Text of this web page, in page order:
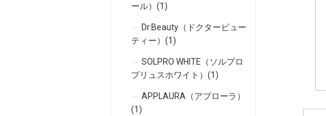
ール）(1)
Dr.Beauty（ドクタービュー
ティー）(1)
SOLPRO WHITE（ソルプロ
プリュスホワイト）(1)
APPLAURA（アプローラ）
(1)